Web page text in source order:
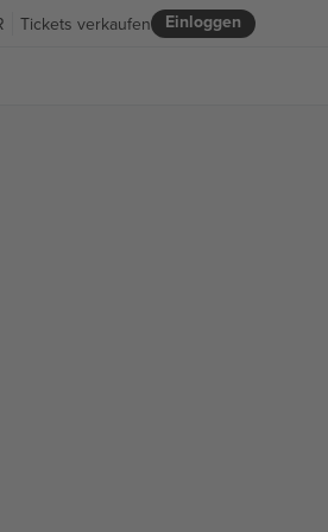
Einloggen
Tickets verkaufen